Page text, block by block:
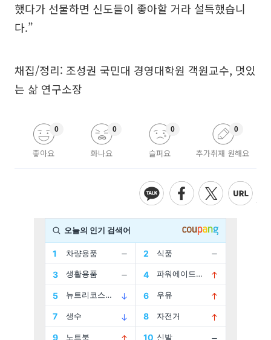
했다가 선물하면 신도들이 좋아할 거라 설득했습니
다.”
채집/정리: 조성권 국민대 경영대학원 객원교수, 멋있
는 삶 연구소장
좋아요
0
화나요
0
슬퍼요
0
추가취재 원해요
0